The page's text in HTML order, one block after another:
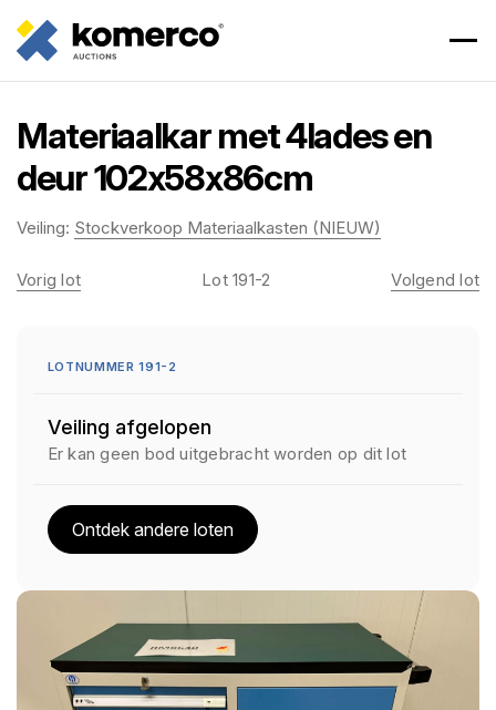
Materiaalkar met 4lades en
deur 102x58x86cm
Veiling: Stockverkoop Materiaalkasten (NIEUW)
Vorig lot Lot 191-2 Volgend lot
LOTNUMMER 191-2
Veiling afgelopen
Er kan geen bod uitgebracht worden op dit lot
Ontdek andere loten